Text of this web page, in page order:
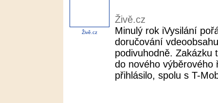
Živě.cz
Živě.cz
Minulý rok iVysilání
doručování
podivuhodně. Zakázku
do nového
přihlásilo, spolu s T-